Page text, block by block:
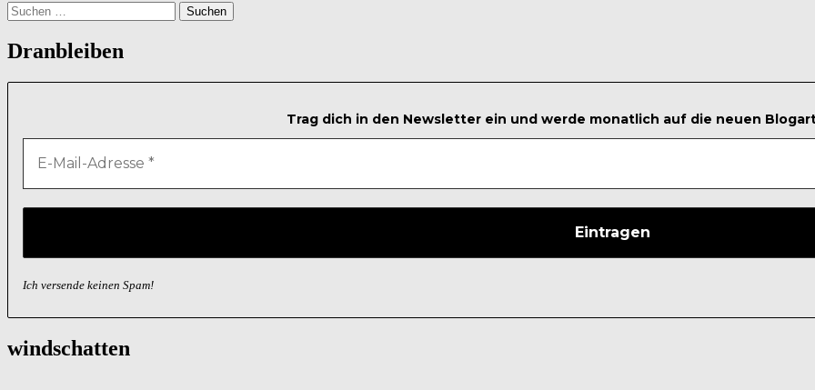
Suchen
nach:
Dranbleiben
Trag dich in den Newsletter ein und werde monatlich auf die neuen
Ich versende keinen Spam!
windschatten